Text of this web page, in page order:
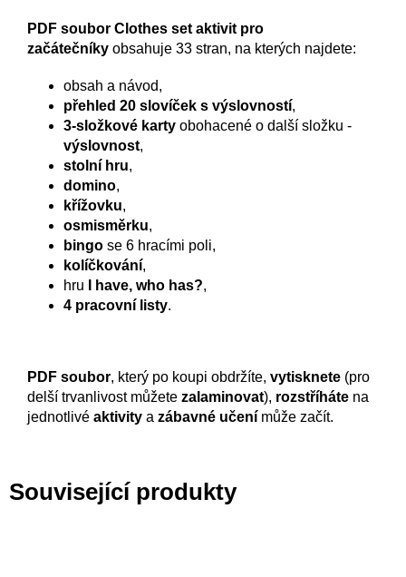
PDF soubor Clothes set aktivit pro
začátečníky obsahuje 33 stran, na kterých najdete:
obsah a návod,
přehled 20 slovíček s výslovností,
3-složkové karty obohacené o další složku -
výslovnost,
stolní hru,
domino,
křížovku,
osmisměrku,
bingo se 6 hracími poli,
kolíčkování,
hru
I have, who has?,
4 pracovní listy.
PDF soubor, který po koupi obdržíte, vytisknete (pro
delší trvanlivost můžete zalaminovat), rozstříháte na
jednotlivé aktivity a zábavné učení může začít.
Související produkty